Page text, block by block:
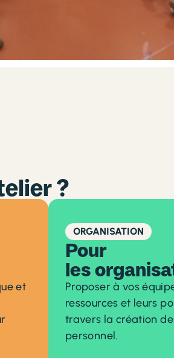
?
et
ORGANISATION
Pour
les
Proposer à vos
ressources et leurs
travers la création
personnel.